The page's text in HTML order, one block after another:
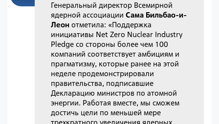
Генеральный директор Всемирной
ядерной ассоциацииСама Бильбао-и-
Леон отметила: «Поддержка
инициативы Net Zero Nuclear Industry
Pledge со стороны более чем 100
компаний соответствует амбициям и
прагматизму, которые ранее на этой
неделе продемонстрировали
правительства, подписавшие
Декларацию министров по атомной
энергии. Работая вместе, мы сможем
достичь цели по меньшей мере